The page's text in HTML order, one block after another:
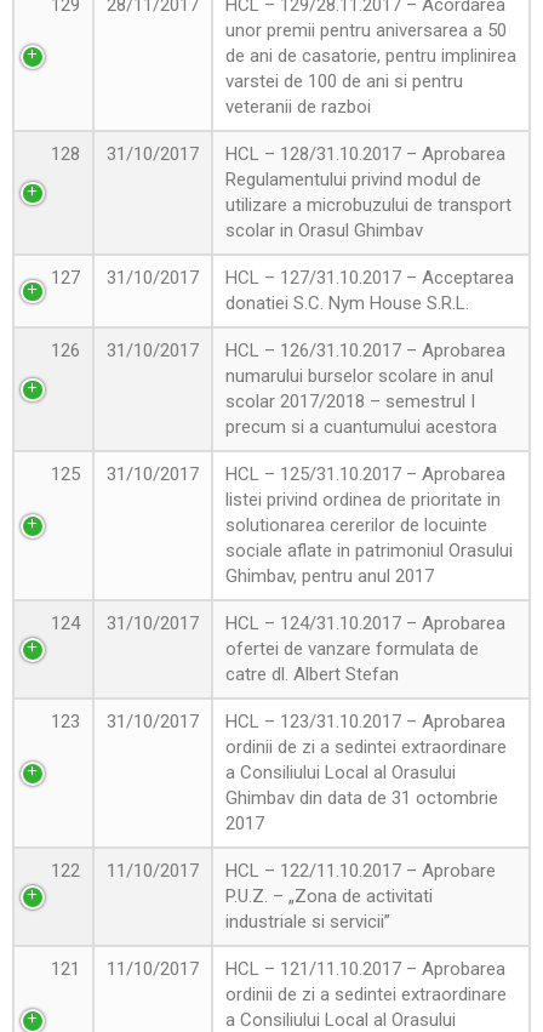
unor premii pentru aniversarea a 50
de ani de casatorie, pentru implinirea
varstei de 100 de ani si pentru
veteranii de razboi
128 31/10/2017
HCL – 128/31.10.2017 – Aprobarea
Regulamentului privind modul de
utilizare a microbuzului de transport
scolar in Orasul Ghimbav
127 31/10/2017
HCL – 127/31.10.2017 – Acceptarea
donatiei S.C. Nym House S.R.L.
126 31/10/2017
HCL – 126/31.10.2017 – Aprobarea
numarului burselor scolare in anul
scolar 2017/2018 – semestrul I
precum si a cuantumului acestora
125 31/10/2017
HCL – 125/31.10.2017 – Aprobarea
listei privind ordinea de prioritate in
solutionarea cererilor de locuinte
sociale aflate in patrimoniul Orasului
Ghimbav, pentru anul 2017
124 31/10/2017
HCL – 124/31.10.2017 – Aprobarea
ofertei de vanzare formulata de
catre dl. Albert Stefan
123 31/10/2017
HCL – 123/31.10.2017 – Aprobarea
ordinii de zi a sedintei extraordinare
a Consiliului Local al Orasului
Ghimbav din data de 31 octombrie
2017
122 11/10/2017
HCL – 122/11.10.2017 – Aprobare
P.U.Z. – „Zona de activitati
industriale si servicii”
121 11/10/2017
HCL – 121/11.10.2017 – Aprobarea
ordinii de zi a sedintei extraordinare
a Consiliului Local al Orasului